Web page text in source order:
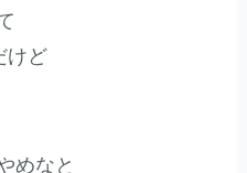
けど
めなと